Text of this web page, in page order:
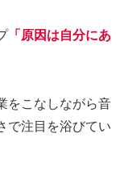
「 原因は自分にあ
をこなしながら音
で注目を浴びてい